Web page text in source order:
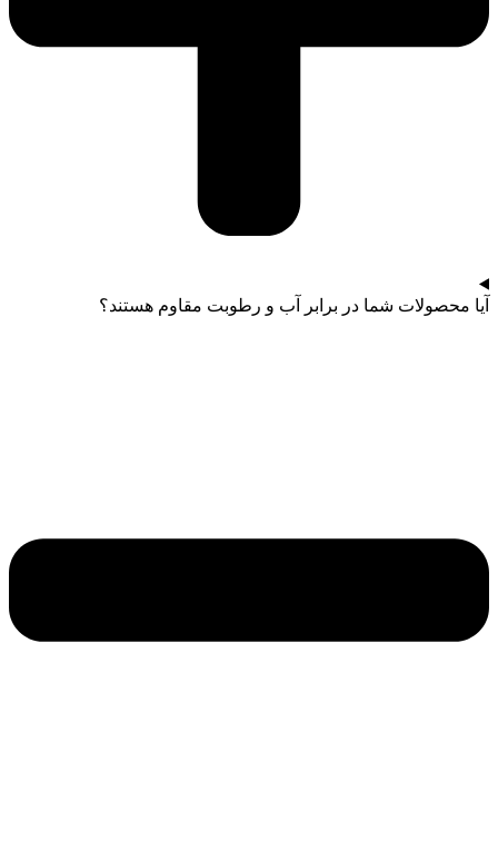
آیا محصولات شما در برابر آب و رطوبت مقاوم هستند؟